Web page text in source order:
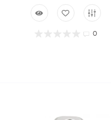
0